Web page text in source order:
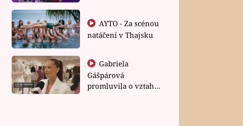
natáčení v Thajsku
Gabriela
Gášpárová
promluvila o vztahu